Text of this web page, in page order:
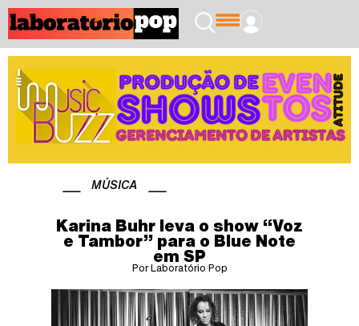
MÚSICA
Karina Buhr leva o show “Voz
e Tambor” para o Blue Note
em SP
Por Laboratório Pop